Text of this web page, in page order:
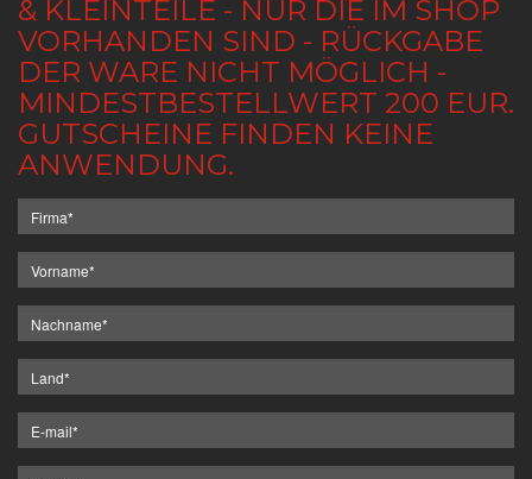
& KLEINTEILE - NUR DIE IM SHOP
VORHANDEN SIND - RÜCKGABE
DER WARE NICHT MÖGLICH -
MINDESTBESTELLWERT 200 EUR.
GUTSCHEINE FINDEN KEINE
ANWENDUNG.